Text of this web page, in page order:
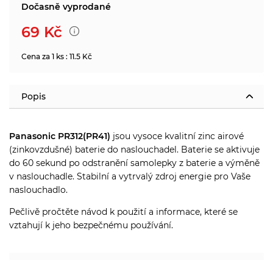
Dočasně vyprodané
69 Kč
Cena za 1 ks : 11.5 Kč
Popis
Panasonic PR312(PR41) jsou vysoce kvalitní zinc airové
(zinkovzdušné) baterie do naslouchadel. Baterie se aktivuje
do 60 sekund po odstranění samolepky z baterie a výměně
v naslouchadle. Stabilní a vytrvalý zdroj energie pro Vaše
naslouchadlo.
Pečlivě pročtěte návod k použití a informace, které se
vztahují k jeho bezpečnému používání.